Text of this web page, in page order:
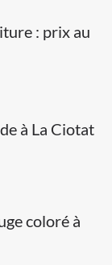
: prix au
à La Ciotat
coloré à